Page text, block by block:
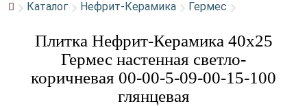
Каталог Нефрит-Керамика Гермес
Плитка Нефрит-Керамика 40x25
Гермес настенная светло-
коричневая 00-00-5-09-00-15-100
глянцевая